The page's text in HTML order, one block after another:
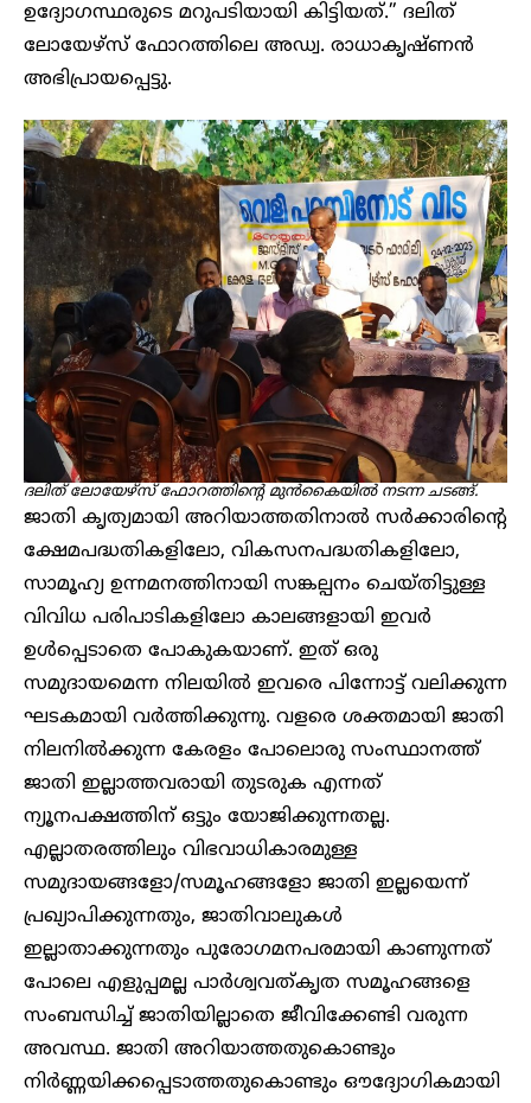
ഉദ്യോഗസ്ഥരുടെ മറുപടിയായി കിട്ടിയത്.” ദലിത്
ലോയേഴ്സ് ഫോറത്തിലെ അഡ്വ. രാധാകൃഷ്ണൻ
അഭിപ്രായപ്പെട്ടു.
ദലിത് ലോയേഴ്സ് ഫോറത്തിന്റെ മുൻകൈയിൽ നടന്ന ചടങ്ങ്.
ജാതി കൃത്യമായി അറിയാത്തതിനാൽ സർക്കാരിന്റെ
ക്ഷേമപദ്ധതികളിലോ, വികസനപദ്ധതികളിലോ,
സാമൂഹ്യ ഉന്നമനത്തിനായി സങ്കല്പനം ചെയ്തിട്ടുള്ള
വിവിധ പരിപാടികളിലോ കാലങ്ങളായി ഇവർ
ഉൾപ്പെടാതെ പോകുകയാണ്. ഇത് ഒരു
സമുദായമെന്ന നിലയിൽ ഇവരെ പിന്നോട്ട് വലിക്കുന്ന
ഘടകമായി വർത്തിക്കുന്നു. വളരെ ശക്തമായി ജാതി
നിലനിൽക്കുന്ന കേരളം പോലൊരു സംസ്ഥാനത്ത്
ജാതി ഇല്ലാത്തവരായി തുടരുക എന്നത്
ന്യൂനപക്ഷത്തിന് ഒട്ടും യോജിക്കുന്നതല്ല.
എല്ലാതരത്തിലും വിഭവാധികാരമുള്ള
സമുദായങ്ങളോ/സമൂഹങ്ങളോ ജാതി ഇല്ലയെന്ന്
പ്രഖ്യാപിക്കുന്നതും, ജാതിവാലുകൾ
ഇല്ലാതാക്കുന്നതും പുരോഗമനപരമായി കാണുന്നത്
പോലെ എളുപ്പമല്ല പാർശ്വവത്കൃത സമൂഹങ്ങളെ
സംബന്ധിച്ച് ജാതിയില്ലാതെ ജീവിക്കേണ്ടി വരുന്ന
അവസ്ഥ. ജാതി അറിയാത്തതുകൊണ്ടും
നിർണ്ണയിക്കപ്പെടാത്തതുകൊണ്ടും ഔദ്യോഗികമായി